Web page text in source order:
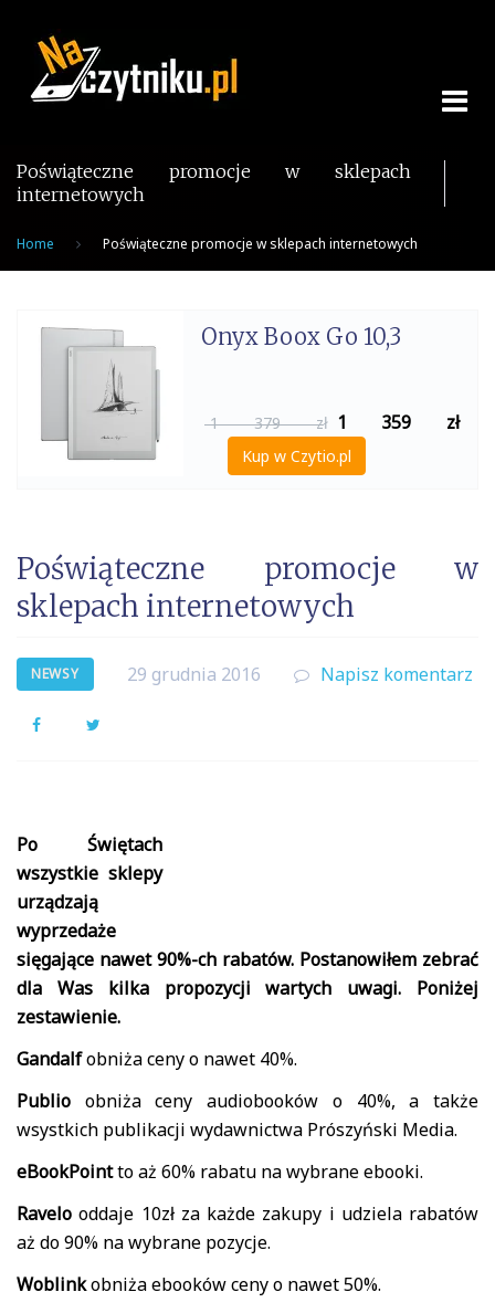
content
Poświąteczne promocje w sklepach
internetowych
Home Poświąteczne promocje w sklepach internetowych
Onyx Boox Go 10,3
1 379 zł 1 359 zł
Kup w Czytio.pl
Poświąteczne promocje w
sklepach internetowych
NEWSY 29 grudnia 2016 Napisz komentarz
Facebook
Po Świętach
wszystkie sklepy
urządzają
wyprzedaże
sięgające nawet 90%-ch rabatów. Postanowiłem zebrać
dla Was kilka propozycji wartych uwagi. Poniżej
zestawienie.
Gandalfobniża ceny o nawet 40%.
Publio obniża ceny audiobooków o 40%, a także
wsystkich publikacji wydawnictwa Prószyński Media.
eBookPointto aż 60% rabatu na wybrane ebooki.
Ravelo oddaje 10zł za każde zakupy i udziela rabatów
aż do 90% na wybrane pozycje.
Woblinkobniża ebooków ceny o nawet 50%.